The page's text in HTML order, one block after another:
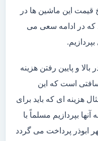
قیمت این ماشین ها در
که در ادامه سعی می
بالا و پایین رفتن هزینه
است که این
هزینه ای که باید برای
بپردازیم مسلماً با
ابوذر پرداخت می گردد